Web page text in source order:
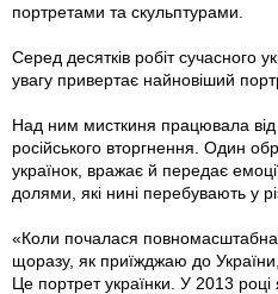
портретами та скульптурами.
Серед десятків робіт сучасного
увагу привертає найновіший
Над ним мисткиня працювала
російського вторгнення. Один
українок, вражає й передає
долями, які нині перебувають у
«Коли почалася повномасштабна
щоразу, як приїжджаю до
Це портрет українки. У 2013